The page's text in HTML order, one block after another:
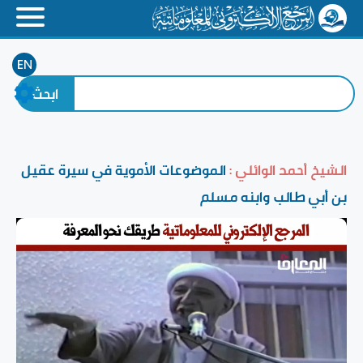
EN
الشيخ أحمد الوائلي :الموضوعات الأموية في سيرة عقيل
بن أبي طالب وابنه مسلم